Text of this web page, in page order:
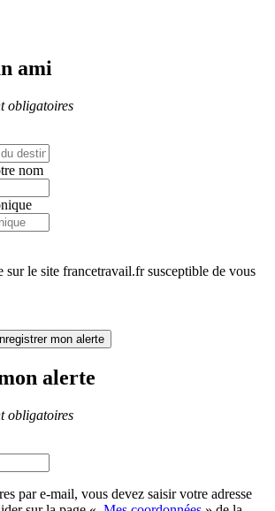
ami
obligatoires
nom
sur le site francetravail.fr susceptible de vous
mon alerte
alerte
obligatoires
par e-mail, vous devez saisir votre adresse